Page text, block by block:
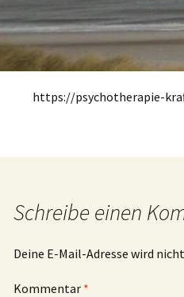
https://psychotherapie-
Schreibe einen
Deine E-Mail-Adresse wird
Kommentar *